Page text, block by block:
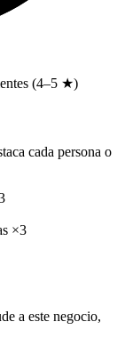
(4–5 ★)
cada persona o
×3
a este negocio,